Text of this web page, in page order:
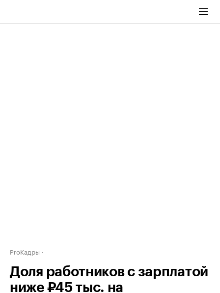
ProКадры
Доля работников с зарплатой
ниже ₽45 тыс. на